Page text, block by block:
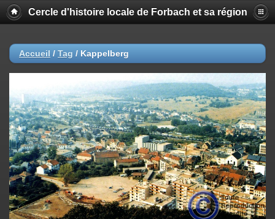
Cercle d'histoire locale de Forbach et sa région
Accueil / Tag / Kappelberg